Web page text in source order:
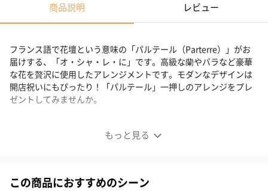
商品説明 レビュー
もっと見る
フランス語で花壇という意味の「パルテール（Parterre）」がお
届けする、「オ・シャ・レ・に」です。高級な蘭やバラなど豪華
な花を贅沢に使用したアレンジメントです。モダンなデザインは
開店祝いにもぴったり！「パルテール」一押しのアレンジをプレ
ゼントしてみませんか。
モダンでゴージャスなアレンジメント
この商品におすすめのシーン